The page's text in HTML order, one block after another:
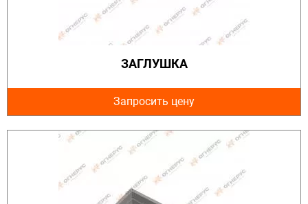
ЗАГЛУШКА
Запросить цену